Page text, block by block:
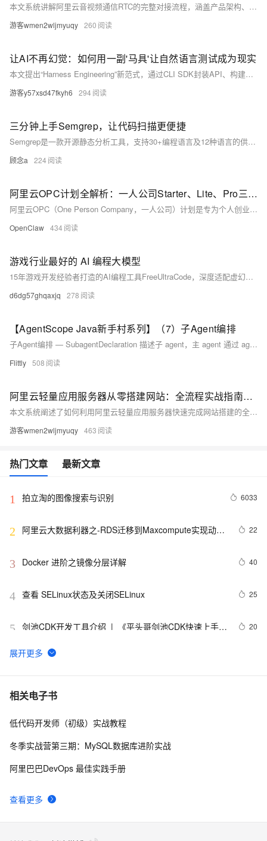
本文系统讲解阿里云音视频通信RTC的完整对接流程，涵盖产品架构、服务开通、应用创建、Token鉴权机制、Web/Android/iOS/Windows等多端SDK集成、服务端API调用、旁路转推与云端录制等高级功能。文章深入分析了信令与媒体分离的分布式架构设计，提供了各端接入的完整代码示例，并包含计费模式解析、安全合规建议及常见问题解答，是一份兼具理论深度和工程实践的技术指南。
游客wmen2wljmyuqy 260
让AI不再幻觉：如何用一副'马具'让自然语言测试成为现实
本文提出“Harness Engineering”新范式，通过CLI SDK封装API、构建AI可调用Skill体系，将自动化测试从硬编码升级为自然语言驱动。以Agent平台为例，实现“描述即执行”，显著提升编写效率、降低维护成本，适用于各类API系统。
游客y57xsd47fkyh6 294
三分钟上手Semgrep，让代码扫描更便捷
Semgrep是一款开源静态分析工具，支持30+编程语言及12种语言的供应链扫描，可快速发现漏洞、检测硬编码密钥、执行编码规范检查。轻量易用，支持CLI、IDE、CI/CD集成，完美适配AI全流程自动化开发。（239字）
顾念a 224
阿里云OPC计划全解析：一人公司Starter、Lite、Pro三档套餐详解
阿里云OPC（One Person Company，一人公司）计划是专为个人创业者打造的全周期云服务解决方案，聚焦“一人+AI”创业模式，整合AI能力与核心云产品，推出Starter、Lite、Pro三档专属套餐，覆盖想法验证、用户增长、业务规模化三大关键阶段，为一人公司提供从低成本试错到稳定运营的一站式技术支撑。该计划不仅打包了云服务器、数据库、存储等基础资源，还集成了百炼Token Plan等AI能力，搭配专属补贴与技术服务，大幅降低个人创业的技术门槛与成本压力，让一人创业者无需组建专业技术团队，即可快速搭建、部署并运营商业项目。
OpenClaw 434
游戏行业最好的 AI 编程大模型
15年游戏开发经验者打造的AI编程工具FreeUltraCode，深度适配虚幻引擎，支持UMG界面、3D模型、2D动画、音频等全类型游戏资产生成与管理，让大模型真正懂材质、蓝图、骨骼动画等游戏开发语义。
d6dg57ghqaxjq 278
【AgentScope Java新手村系列】（7）子Agent编排
子Agent编排 — SubagentDeclaration 描述子 agent，主 agent 通过 agent_spawn 工具同步/异步委派子任务。
Flittly 508
阿里云轻量应用服务器从零搭建网站：全流程实战指南（附WordPress部署与安全加固）
本文系统阐述了如何利用阿里云轻量应用服务器快速完成网站搭建的全流程。从购买决策与套餐对比入手，涵盖服务器创建、远程连接、LNMP与LAMP环境搭建、WordPress部署、域名解析、SSL证书配置、安全组防火墙设置、以及数据备份与监控等关键环节。文章融合了应用镜像的快速搭建方案和系统镜像的自定义部署方案，提供了详细的命令行示例和配置文件，帮助读者避开常见陷阱，安全高效地完成网站上线与日常运维管理。
游客wmen2wljmyuqy 463
热门文章 最新文章
1 拍立淘的图像搜索与识别 6033
2
阿里云大数据利器之-RDS迁移到Maxcompute实现动态
22
3 Docker 进阶之镜像分层详解 40
4 查看 SELinux状态及关闭SELinux 25
5 剑池CDK开发工具介绍  |  《平头哥剑池CDK快速上手指
20
6 WebAssembly 在 MOSN 中的实践 - 基础框架篇
7 userdel使用说明
8 自己看系统的“系统还原”
相关电子书
查看更多
低代码开发师（初级）实战教程
冬季实战营第三期：MySQL数据库进阶实战
阿里巴巴DevOps 最佳实践手册